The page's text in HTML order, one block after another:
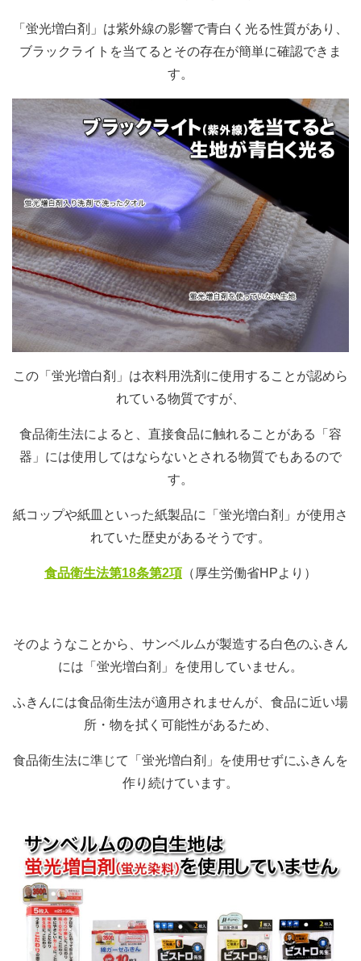
「蛍光増白剤」は紫外線の影響で青白く光る性質があり、
ブラックライトを当てるとその存在が簡単に確認できま
す。
この「蛍光増白剤」は衣料用洗剤に使用することが認めら
れている物質ですが、
食品衛生法によると、直接食品に触れることがある「容
器」には使用してはならないとされる物質でもあるので
す。
紙コップや紙皿といった紙製品に「蛍光増白剤」が使用さ
れていた歴史があるそうです。
食品衛生法第18条第2項 （厚生労働省HPより）
そのようなことから、サンベルムが製造する白色のふきん
には「蛍光増白剤」を使用していません。
ふきんには食品衛生法が適用されませんが、食品に近い場
所・物を拭く可能性があるため、
食品衛生法に準じて「蛍光増白剤」を使用せずにふきんを
作り続けています。